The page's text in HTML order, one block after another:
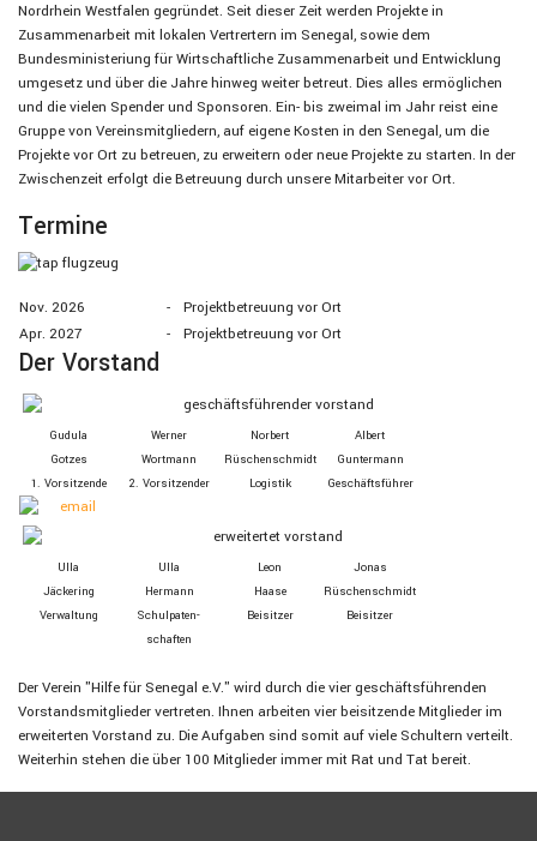
Nordrhein Westfalen gegründet. Seit dieser Zeit werden Projekte in
Zusammenarbeit mit lokalen Vertrertern im Senegal, sowie dem
Bundesministeriung für Wirtschaftliche Zusammenarbeit und Entwicklung
umgesetz und über die Jahre hinweg weiter betreut. Dies alles ermöglichen
und die vielen Spender und Sponsoren. Ein- bis zweimal im Jahr reist eine
Gruppe von Vereinsmitgliedern, auf eigene Kosten in den Senegal, um die
Projekte vor Ort zu betreuen, zu erweitern oder neue Projekte zu starten. In der
Zwischenzeit erfolgt die Betreuung durch unsere Mitarbeiter vor Ort.
Termine
Nov. 2026 -
Projektbetreuung vor Ort
Apr. 2027
- Projektbetreuung vor Ort
Der Vorstand
Gudula
Gotzes
1. Vor­sitzende
Werner
Wortmann
2. Vor­sitzender
Norbert
Rüschen­schmidt
Logistik
Albert
Guntermann
Geschäfts­führer
Ulla
Jäckering
Verwaltung
Ulla
Hermann
Schul­paten­
schaften
Leon
Haase
Beisitzer
Jonas
Rüschenschmidt
Beisitzer
Der Verein "Hilfe für Senegal e.V." wird durch die vier geschäftsführenden
Vorstandsmitglieder vertreten. Ihnen arbeiten vier beisitzende Mitglieder im
erweiterten Vorstand zu. Die Aufgaben sind somit auf viele Schultern verteilt.
Weiterhin stehen die über 100 Mitglieder immer mit Rat und Tat bereit.